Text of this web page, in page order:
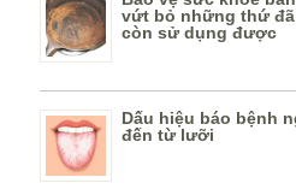
vứt bỏ những thứ
còn sử dụng được
Dấu hiệu báo bệnh
đến từ lưỡi